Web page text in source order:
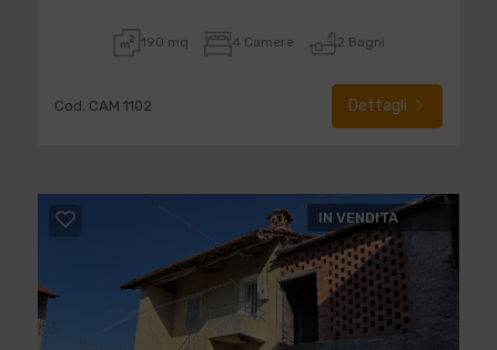
190 mq 4 Camere 2 Bagni
Cod. CAM 1102 Dettagli
IN VENDITA